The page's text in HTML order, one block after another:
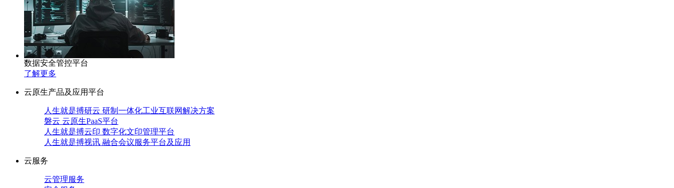
数据安全管控平台
了解更多
云原生产品及应用平台
人生就是搏研云 研制一体化工业互联网解决方案
磐云 云原生PaaS平台
人生就是搏云印 数字化文印管理平台
人生就是搏视讯 融合会议服务平台及应用
云服务
云管理服务